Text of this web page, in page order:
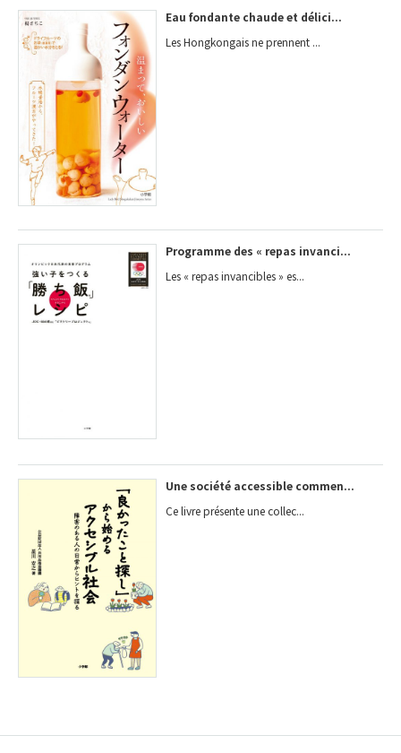
Eau fondante chaude et délici...
Les Hongkongais ne prennent ...
Programme des « repas invanci...
Les « repas invancibles » es...
Une société accessible commen...
Ce livre présente une collec...